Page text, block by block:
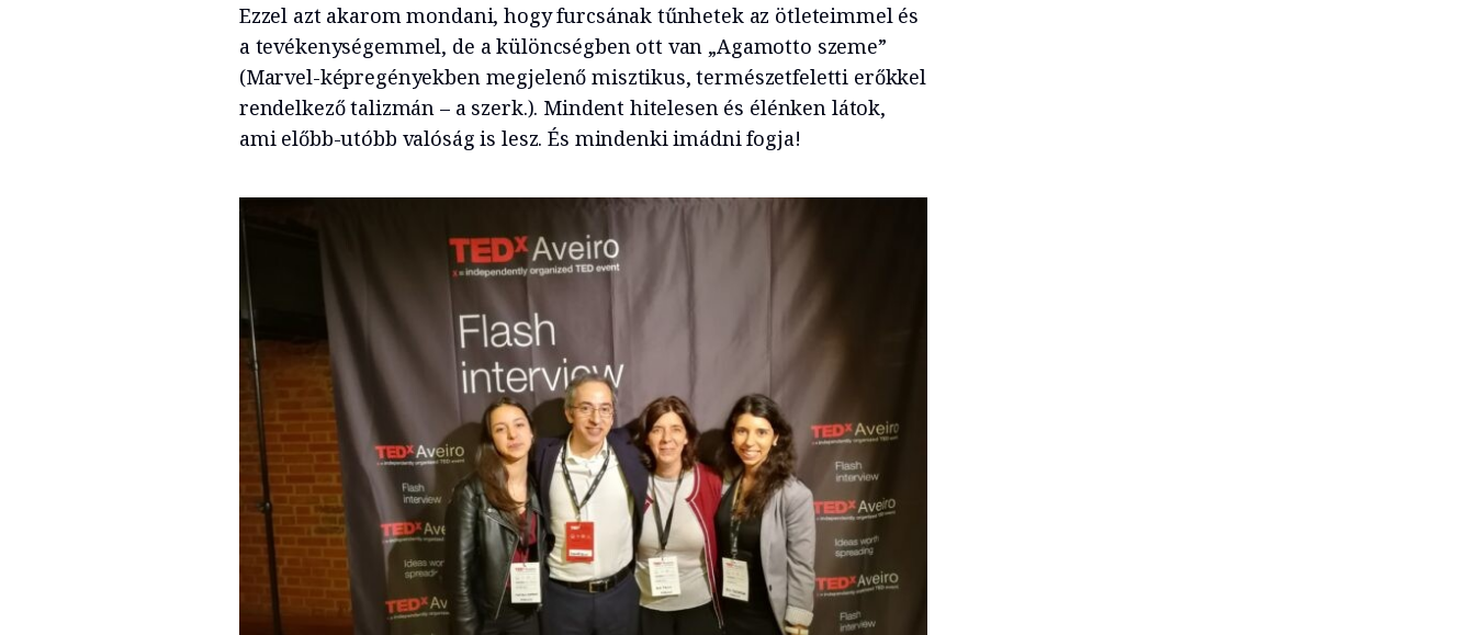
Ezzel azt akarom mondani, hogy furcsának tűnhetek az ötleteimmel és
a tevékenységemmel, de a különcségben ott van „Agamotto szeme”
(Marvel-képregényekben megjelenő misztikus, természetfeletti erőkkel
rendelkező talizmán – a szerk.). Mindent hitelesen és élénken látok,
ami előbb-utóbb valóság is lesz. És mindenki imádni fogja!